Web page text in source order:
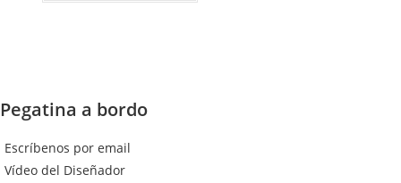
Pegatina a bordo
Escríbenos por email
Vídeo del Diseñador